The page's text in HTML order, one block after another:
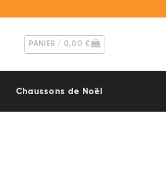
PANIER / 0,00 €
Chaussons de Noël